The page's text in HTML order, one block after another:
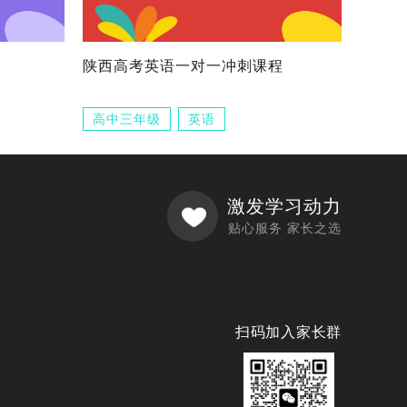
陕西高考英语一对一冲刺课程
高中三年级 英语
激发学习动力
贴心服务 家长之选
扫码加入家长群